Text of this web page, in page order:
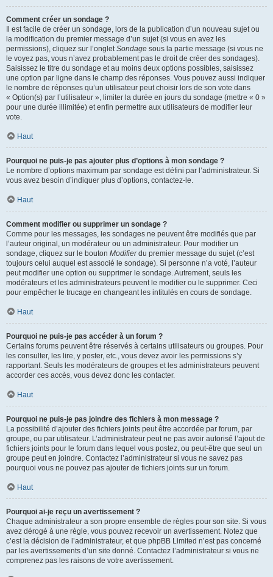
Comment créer un sondage ?
Il est facile de créer un sondage, lors de la publication d’un nouveau sujet ou
la modification du premier message d’un sujet (si vous en avez les
permissions), cliquez sur l’ongletSondage sous la partie message (si vous ne
le voyez pas, vous n’avez probablement pas le droit de créer des sondages).
Saisissez le titre du sondage et au moins deux options possibles, saisissez
une option par ligne dans le champ des réponses. Vous pouvez aussi indiquer
le nombre de réponses qu’un utilisateur peut choisir lors de son vote dans
« Option(s) par l’utilisateur », limiter la durée en jours du sondage (mettre « 0 »
pour une durée illimitée) et enfin permettre aux utilisateurs de modifier leur
vote.
Haut
Pourquoi ne puis-je pas ajouter plus d’options à mon sondage ?
Le nombre d’options maximum par sondage est défini par l’administrateur. Si
vous avez besoin d’indiquer plus d’options, contactez-le.
Haut
Comment modifier ou supprimer un sondage ?
Comme pour les messages, les sondages ne peuvent être modifiés que par
l’auteur original, un modérateur ou un administrateur. Pour modifier un
sondage, cliquez sur le bouton Modifierdu premier message du sujet (c’est
toujours celui auquel est associé le sondage). Si personne n’a voté, l’auteur
peut modifier une option ou supprimer le sondage. Autrement, seuls les
modérateurs et les administrateurs peuvent le modifier ou le supprimer. Ceci
pour empêcher le trucage en changeant les intitulés en cours de sondage.
Haut
Pourquoi ne puis-je pas accéder à un forum ?
Certains forums peuvent être réservés à certains utilisateurs ou groupes. Pour
les consulter, les lire, y poster, etc., vous devez avoir les permissions s’y
rapportant. Seuls les modérateurs de groupes et les administrateurs peuvent
accorder ces accès, vous devez donc les contacter.
Haut
Pourquoi ne puis-je pas joindre des fichiers à mon message ?
La possibilité d’ajouter des fichiers joints peut être accordée par forum, par
groupe, ou par utilisateur. L’administrateur peut ne pas avoir autorisé l’ajout de
fichiers joints pour le forum dans lequel vous postez, ou peut-être que seul un
groupe peut en joindre. Contactez l’administrateur si vous ne savez pas
pourquoi vous ne pouvez pas ajouter de fichiers joints sur un forum.
Haut
Pourquoi ai-je reçu un avertissement ?
Chaque administrateur a son propre ensemble de règles pour son site. Si vous
avez dérogé à une règle, vous pouvez recevoir un avertissement. Notez que
c’est la décision de l’administrateur, et que phpBB Limited n’est pas concerné
par les avertissements d’un site donné. Contactez l’administrateur si vous ne
comprenez pas les raisons de votre avertissement.